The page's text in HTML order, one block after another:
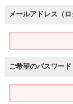
メールアドレス（ロ
ご希望のパスワード